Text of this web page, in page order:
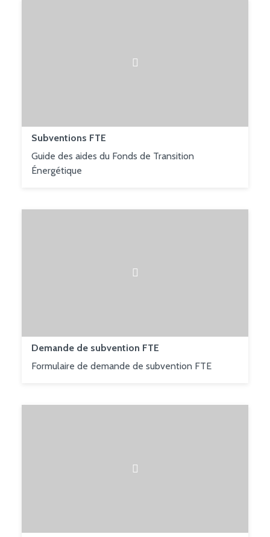
Subventions FTE
Guide des aides du Fonds de Transition
Énergétique
Demande de subvention FTE
Formulaire de demande de subvention FTE